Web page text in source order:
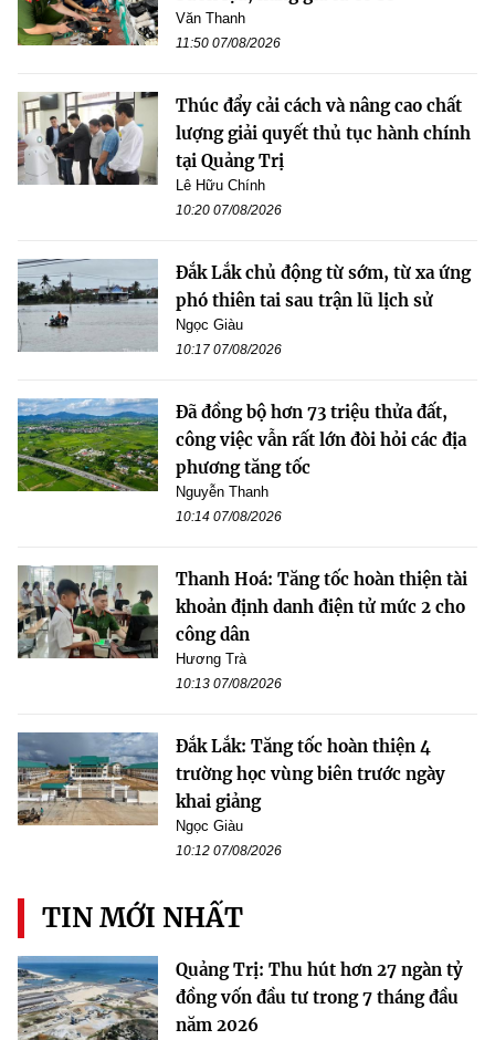
Văn Thanh
11:50 07/08/2026
Thúc đẩy cải cách và nâng cao chất
lượng giải quyết thủ tục hành chính
tại Quảng Trị
Lê Hữu Chính
10:20 07/08/2026
Đắk Lắk chủ động từ sớm, từ xa ứng
phó thiên tai sau trận lũ lịch sử
Ngọc Giàu
10:17 07/08/2026
Đã đồng bộ hơn 73 triệu thửa đất,
công việc vẫn rất lớn đòi hỏi các địa
phương tăng tốc
Nguyễn Thanh
10:14 07/08/2026
Thanh Hoá: Tăng tốc hoàn thiện tài
khoản định danh điện tử mức 2 cho
công dân
Hương Trà
10:13 07/08/2026
Đắk Lắk: Tăng tốc hoàn thiện 4
trường học vùng biên trước ngày
khai giảng
Ngọc Giàu
10:12 07/08/2026
TIN MỚI NHẤT
Quảng Trị: Thu hút hơn 27 ngàn tỷ
đồng vốn đầu tư trong 7 tháng đầu
năm 2026